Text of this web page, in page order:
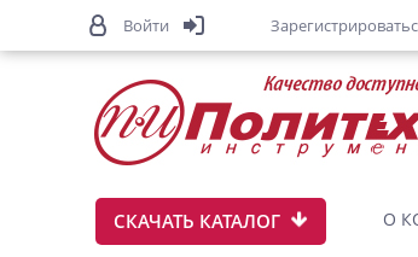
СКАЧАТЬ КАТАЛОГ О
Войти